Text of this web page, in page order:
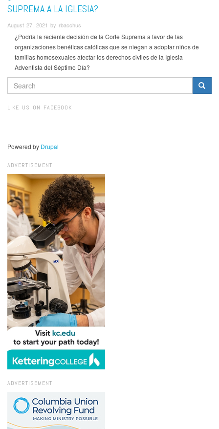
SUPREMA A LA IGLESIA?
August 27, 2021 by rbacchus
¿Podría la reciente decisión de la Corte Suprema a favor de las
organizaciones benéficas católicas que se niegan a adoptar niños de
familias homosexuales afectar los derechos civiles de la Iglesia
Adventista del Séptimo Día?
SEARCH
FORM
LIKE US ON FACEBOOK
Powered by Drupal
ADVERTISEMENT
ADVERTISEMENT